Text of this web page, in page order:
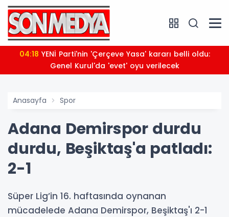
04:18
Genel Kurul'da 'evet' oyu verilecek
Anasayfa Spor
Adana Demirspor durdu
durdu, Beşiktaş'a patladı:
2-1
Süper Lig’in 16. haftasında oynanan
mücadelede Adana Demirspor, Beşiktaş'ı 2-1